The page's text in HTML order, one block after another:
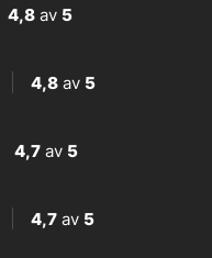
4,8av 5
4,8 av 5
4,7 av 5
4,7 av 5